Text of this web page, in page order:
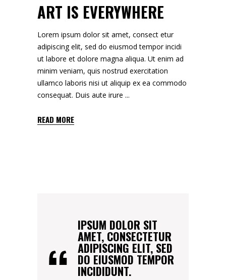
ART IS EVERYWHERE
Lorem ipsum dolor sit amet, consect etur
adipiscing elit, sed do eiusmod tempor incidi
ut labore et dolore magna aliqua. Ut enim ad
minim veniam, quis nostrud exercitation
ullamco laboris nisi ut aliquip ex ea commodo
consequat. Duis aute irure
READ MORE
IPSUM DOLOR SIT
AMET, CONSECTETUR
ADIPISCING ELIT, SED
DO EIUSMOD TEMPOR
INCIDIDUNT.